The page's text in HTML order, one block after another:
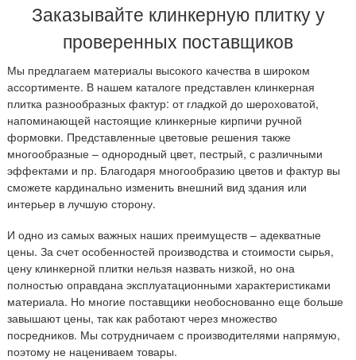
Заказывайте клинкерную плитку у
проверенных поставщиков
Мы предлагаем материалы высокого качества в широком
ассортименте. В нашем каталоге представлен клинкерная
плитка разнообразных фактур: от гладкой до шероховатой,
напоминающей настоящие клинкерные кирпичи ручной
формовки. Представленные цветовые решения также
многообразные – однородный цвет, пестрый, с различными
эффектами и пр. Благодаря многообразию цветов и фактур вы
сможете кардинально изменить внешний вид здания или
интерьер в лучшую сторону.
И одно из самых важных наших преимуществ – адекватные
цены. За счет особенностей производства и стоимости сырья,
цену клинкерной плитки нельзя назвать низкой, но она
полностью оправдана эксплуатационными характеристиками
материала. Но многие поставщики необоснованно еще больше
завышают цены, так как работают через множество
посредников. Мы сотрудничаем с производителями напрямую,
поэтому не нацениваем товары.